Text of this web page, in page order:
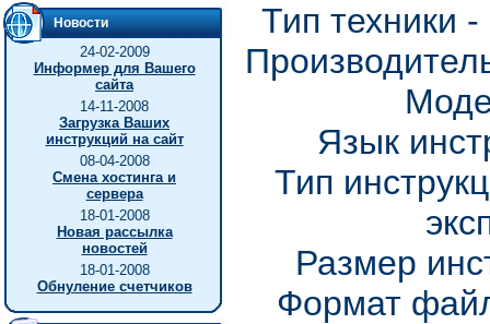
Новости
24-02-2009
Информер для Вашего
сайта
14-11-2008
Загрузка Ваших
инструкций на сайт
08-04-2008
Смена хостинга и
сервера
18-01-2008
Новая рассылка
новостей
18-01-2008
Обнуление счетчиков
Тип техники
Язык
Тип
Размер
Формат